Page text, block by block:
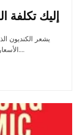
إليك تكلفة
الأسعار في المضخات. كأمة، نحب السفر في بلدنا....